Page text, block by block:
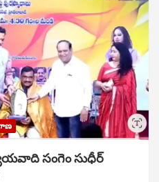
సంగెం సుధీర్